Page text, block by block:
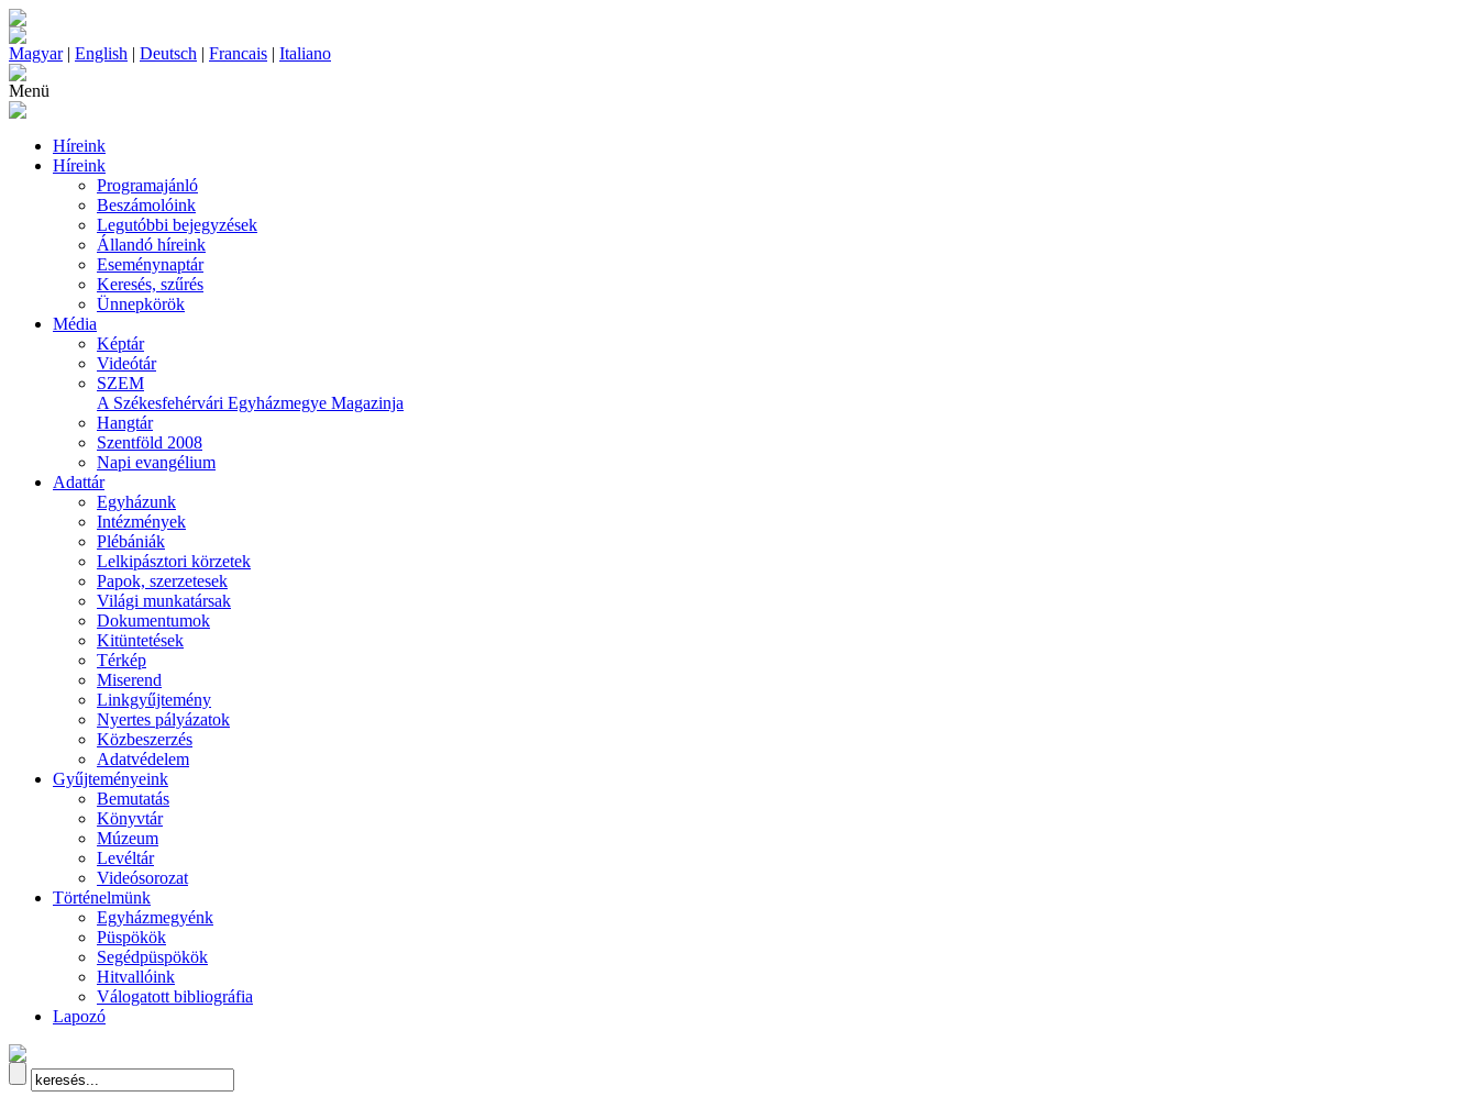
Magyar| English | Deutsch | Francais | Italiano
Menü
Híreink
Híreink
Programajánló
Beszámolóink
Legutóbbi bejegyzések
Állandó híreink
Eseménynaptár
Keresés, szűrés
Ünnepkörök
Média
Képtár
Videótár
SZEM
A Székesfehérvári Egyházmegye Magazinja
Hangtár
Szentföld 2008
Napi evangélium
Adattár
Egyházunk
Intézmények
Plébániák
Lelkipásztori körzetek
Papok, szerzetesek
Világi munkatársak
Dokumentumok
Kitüntetések
Térkép
Miserend
Linkgyűjtemény
Nyertes pályázatok
Közbeszerzés
Adatvédelem
Gyűjteményeink
Bemutatás
Könyvtár
Múzeum
Levéltár
Videósorozat
Történelmünk
Egyházmegyénk
Püspökök
Segédpüspökök
Hitvallóink
Válogatott bibliográfia
Lapozó